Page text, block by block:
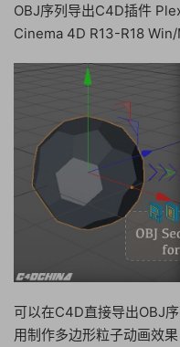
OBJ序列导出C4D插件
Cinema 4D R13-R18
可以在C4D直接导出OBJ
用制作多边形粒子动画效